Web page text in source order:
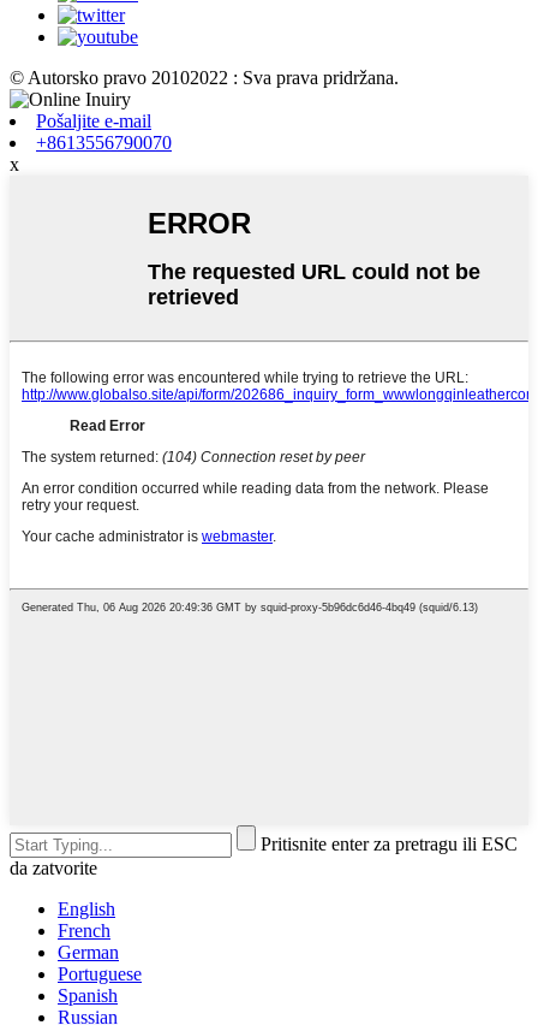
© Autorsko pravo 20102022 : Sva prava pridržana.
Pošaljite e-mail
+8613556790070
x
Pritisnite enter za pretragu ili ESC
da zatvorite
English
French
German
Portuguese
Spanish
Russian